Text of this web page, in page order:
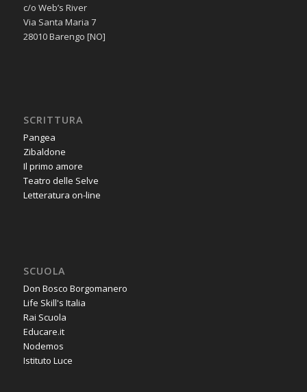
c/o Web’s River
Via Santa Maria 7
28010 Barengo [NO]
SCRITTURA
Pangea
Zibaldone
Il primo amore
Teatro delle Selve
Letteratura on-line
SCUOLA
Don Bosco Borgomanero
Life Skill's Italia
Rai Scuola
Educare.it
Nodemos
Istituto Luce